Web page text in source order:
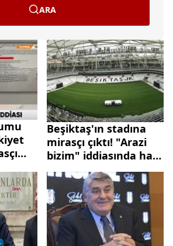
ARA
Beşiktaş'ın stadına
mirasçı çıktı! "Arazi
bizim" iddiasında hak
sahiplerinin sayısı
arttı